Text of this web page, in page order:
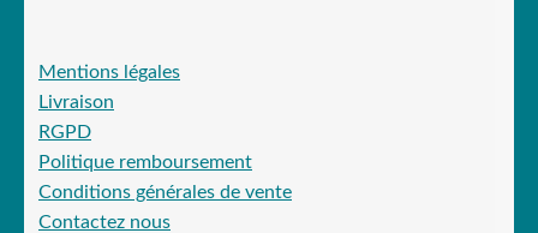
Mentions légales
Livraison
RGPD
Politique remboursement
Conditions générales de vente
Contactez nous